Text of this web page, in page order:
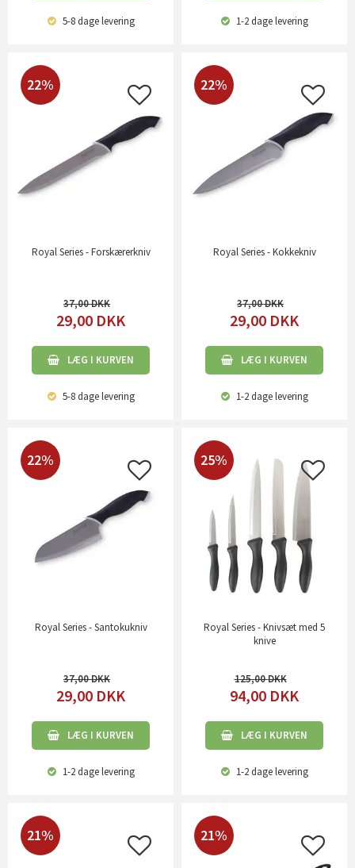
5-8 dagelevering 1-2 dagelevering
22%
Royal Series - Forskærerkniv
37,00
29,00 DKK
LÆG I KURVEN
5-8 dagelevering
22%
Royal Series - Kokkekniv
37,00
29,00 DKK
LÆG I KURVEN
1-2 dagelevering
22%
Royal Series - Santokukniv
37,00
29,00 DKK
LÆG I KURVEN
1-2 dagelevering
25%
Royal Series - Knivsæt med 5
knive
125,00
94,00 DKK
LÆG I KURVEN
1-2 dagelevering
21% 21%